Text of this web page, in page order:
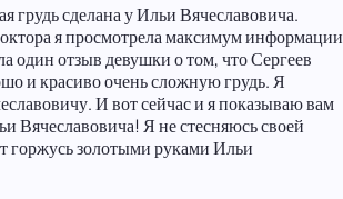
грудь сделана у Ильи Вячеславовича.
я просмотрела максимум информации
один отзыв девушки о том, что Сергеев
и красиво очень сложную грудь. Я
И вот сейчас и я показываю вам
Вячеславовича! Я не стесняюсь своей
горжусь золотыми руками Ильи